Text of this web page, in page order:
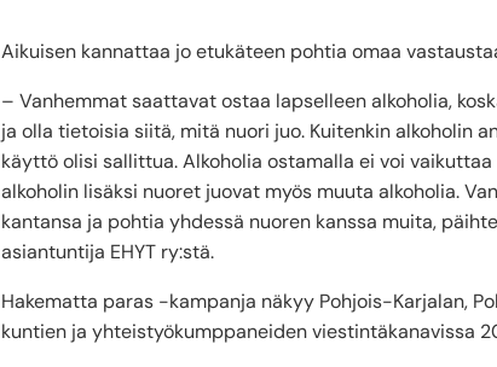
Aikuisen kannattaa jo etukäteen pohtia omaa
– Vanhemmat saattavat ostaa lapselleen alkoholia,
ja olla tietoisia siitä, mitä nuori juo. Kuitenkin alkoholin
käyttö olisi sallittua. Alkoholia ostamalla ei voi
alkoholin lisäksi nuoret juovat myös muuta alkoholia.
kantansa ja pohtia yhdessä nuoren kanssa muita,
asiantuntija EHYT ry:stä.
Hakematta paras -kampanja näkyy Pohjois-Karjalan,
kuntien ja yhteistyökumppaneiden viestintäkanavissa